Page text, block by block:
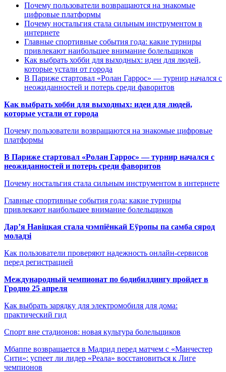
Почему пользователи возвращаются на знакомые
цифровые платформы
Почему ностальгия стала сильным инструментом в
интернете
Главные спортивные события года: какие турниры
привлекают наибольшее внимание болельщиков
Как выбрать хобби для выходных: идеи для людей,
которые устали от города
В Париже стартовал «Ролан Гаррос» — турнир начался с
неожиданностей и потерь среди фаворитов
Как выбрать хобби для выходных: идеи для людей,
которые устали от города
Почему пользователи возвращаются на знакомые цифровые
платформы
В Париже стартовал «Ролан Гаррос» — турнир начался с
неожиданностей и потерь среди фаворитов
Почему ностальгия стала сильным инструментом в интернете
Главные спортивные события года: какие турниры
привлекают наибольшее внимание болельщиков
Дар’я Навіцкая стала чэмпіёнкай Еўропы па самба сярод
моладзі
Как пользователи проверяют надежность онлайн-сервисов
перед регистрацией
Международный чемпионат по бодибилдингу пройдет в
Гродно 25 апреля
Как выбрать зарядку для электромобиля для дома:
практический гид
Спорт вне стадионов: новая культура болельщиков
Мбаппе возвращается в Мадрид перед матчем с «Манчестер
Сити»: успеет ли лидер «Реала» восстановиться к Лиге
чемпионов